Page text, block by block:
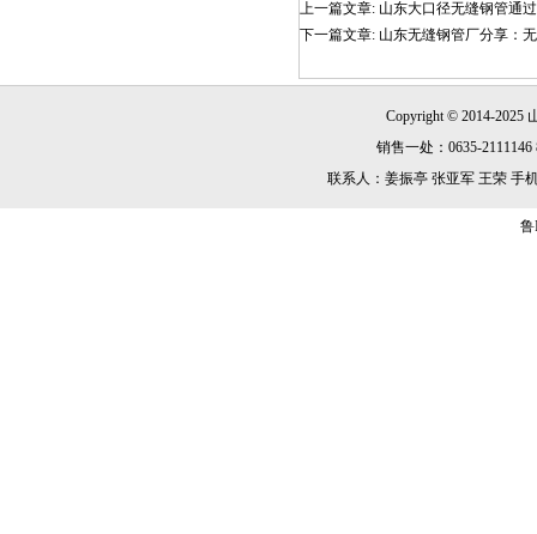
上一篇文章: 山东大口径无缝钢管通
下一篇文章: 山东无缝钢管厂分享：
Copyright © 2014-2025
销售一处：0635-2111146
联系人：姜振亭 张亚军 王荣 手
鲁